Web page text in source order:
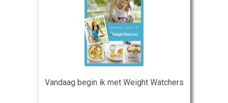
Vandaag begin ik met Weight Watchers